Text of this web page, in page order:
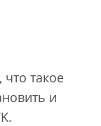
такое
и